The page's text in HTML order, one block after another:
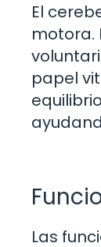
El
motora.
papel
Las